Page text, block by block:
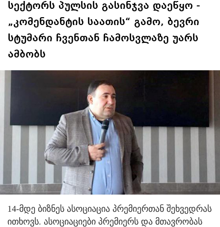
სექტორს პულსის გასინჯვა დაეწყო -
„კომენდანტის საათის“ გამო, ბევრი
სტუმარი ჩვენთან ჩამოსვლაზე უარს
ამბობს
14-მდე ბიზნეს ასოციაცია პრემიერთან შეხვედრას
ითხოვს. ასოციაციები პრემიერს და მთავრობას